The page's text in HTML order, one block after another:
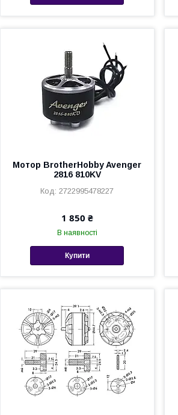
Мотор BrotherHobby Avenger
2816 810KV
2722995478227
1 850 ₴
В наявності
Купити